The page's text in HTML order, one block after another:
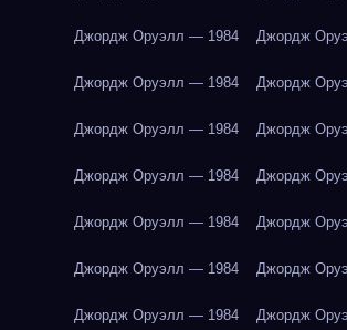
Джордж Оруэлл — 1984 Джордж
Джордж Оруэлл — 1984 Джордж
Джордж Оруэлл — 1984 Джордж
Джордж Оруэлл — 1984 Джордж
Джордж Оруэлл — 1984 Джордж
Джордж Оруэлл — 1984 Джордж
Джордж Оруэлл — 1984 Джордж